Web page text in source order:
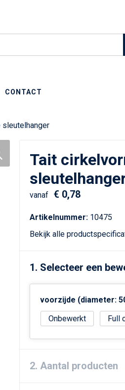
CONTACT
Tait
vanaf € 0,78
Artikelnummer: 10475
Bekijk alle
1. Selecteer een
voorzijde (diameter:
Onbewerkt
Full
2. Aantal producten